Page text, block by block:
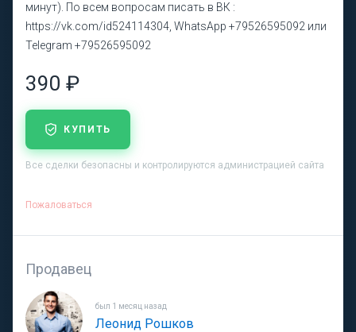
минут). По всем вопросам писать в ВК :
https://vk.com/id524114304, WhatsApp +79526595092 или
Telegram +79526595092
390 ₽
КУПИТЬ
Все сделки безопасны и контролируются администрацией сайта
Пожаловаться
Продавец
был 1 месяц назад
Леонид Рошков